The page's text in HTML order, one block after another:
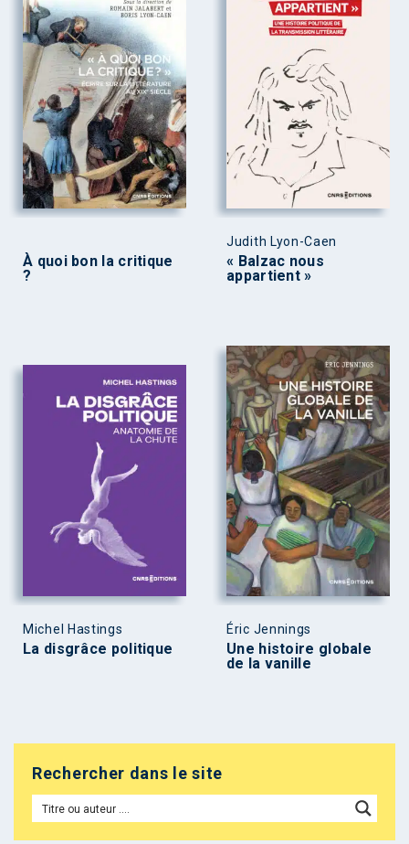
À quoi bon la critique
?
Judith Lyon-Caen
« Balzac nous
appartient »
Michel Hastings
La disgrâce politique
Éric Jennings
Une histoire globale
de la vanille
Rechercher dans le site